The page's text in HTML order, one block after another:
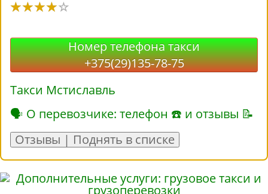
Номер телефона такси
+375(29)135-78-75
Такси Мстиславль
🗣 О перевозчике: телефон ☎ и отзывы 📝
Отзывы | Поднять в списке